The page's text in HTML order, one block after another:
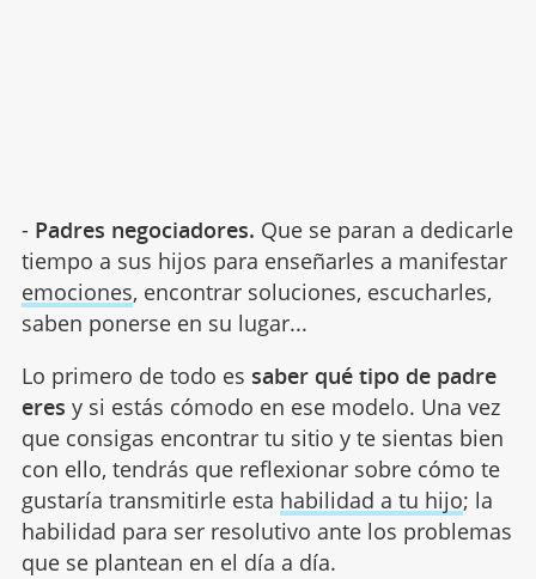
- Padres negociadores. Que se paran a dedicarle
tiempo a sus hijos para enseñarles a manifestar
emociones, encontrar soluciones, escucharles,
saben ponerse en su lugar...
Lo primero de todo es saber qué tipo de padre
eres y si estás cómodo en ese modelo. Una vez
que consigas encontrar tu sitio y te sientas bien
con ello, tendrás que reflexionar sobre cómo te
gustaría transmitirle esta habilidad a tu hijo; la
habilidad para ser resolutivo ante los problemas
que se plantean en el día a día.